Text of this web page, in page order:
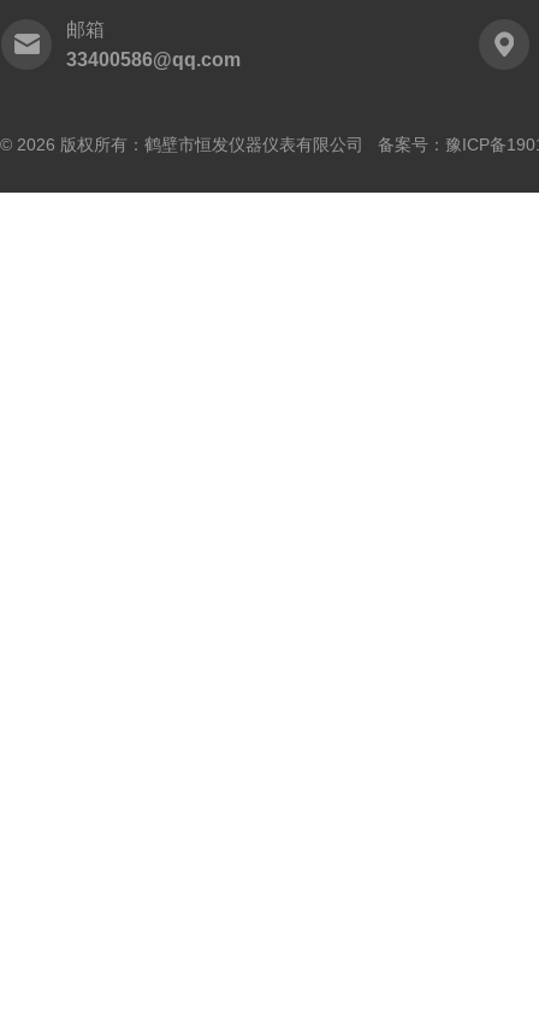
邮箱
33400586@qq.com
© 2026 版权所有：鹤壁市恒发仪器仪表有限公司 备案号： 豫ICP备